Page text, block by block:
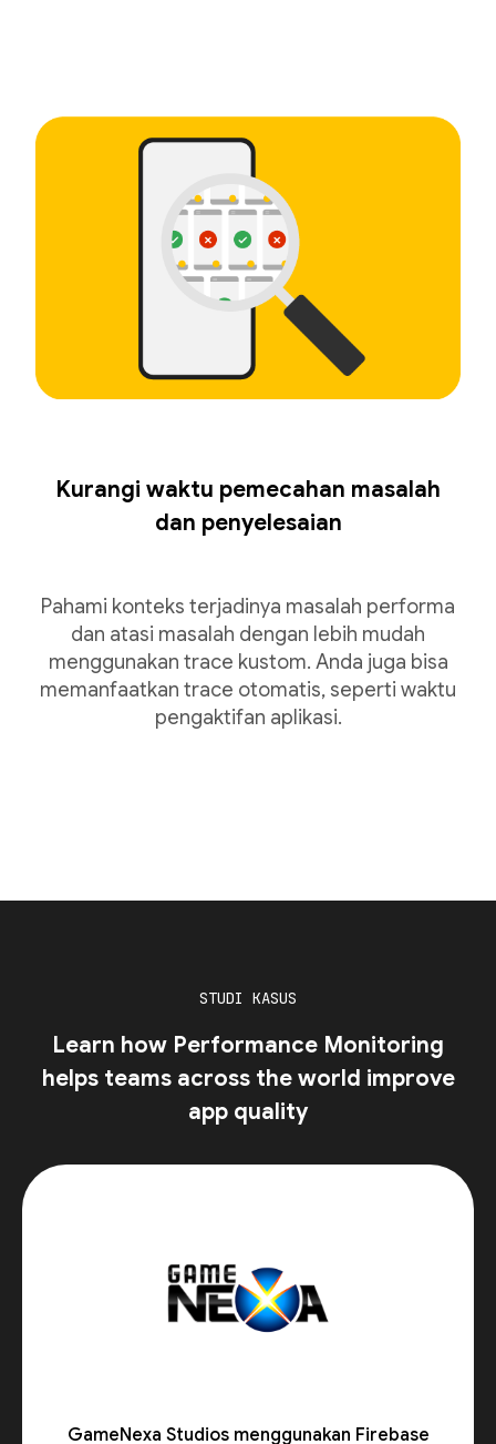
Kurangi waktu pemecahan masalah
dan penyelesaian
Pahami konteks terjadinya masalah performa
dan atasi masalah dengan lebih mudah
menggunakan trace kustom. Anda juga bisa
memanfaatkan trace otomatis, seperti waktu
pengaktifan aplikasi.
STUDI KASUS
Learn how Performance Monitoring
helps teams across the world improve
app quality
GameNexa Studios menggunakan Firebase